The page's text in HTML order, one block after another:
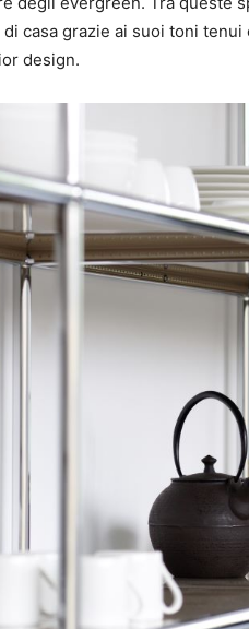
casa grazie ai suoi toni
design.